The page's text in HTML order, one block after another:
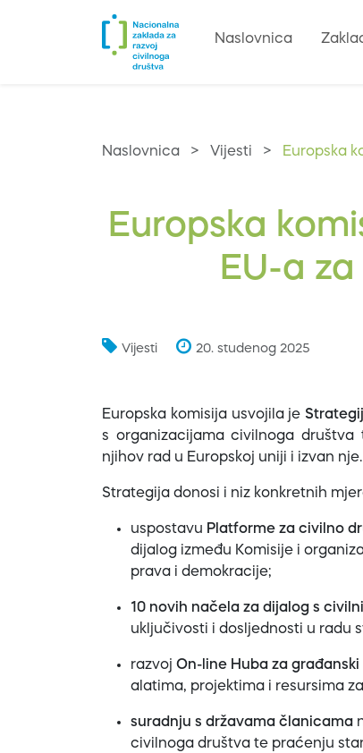
Naslovnica
Naslovnica > Vijesti > Europska
Europska
EU-a
Vijesti 20. studenog 2025
Europska komisija usvojila je
s organizacijama civilnoga
njihov rad u Europskoj uniji i izvan nje.
Strategija donosi i niz konkretnih
uspostavu Platforme za civilno
dijalog između Komisije i
prava i demokracije;
10 novih načela za dijalog s
uključivosti i dosljednosti u radu
razvoj On-line Huba za
alatima, projektima i resursima
suradnju s državama članicama
civilnoga društva te praćenju